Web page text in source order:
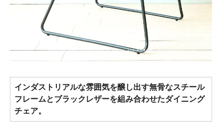
インダストリアルな雰囲気を醸し出す無骨なスチール
フレームとブラックレザーを組み合わせたダイニング
チェア。